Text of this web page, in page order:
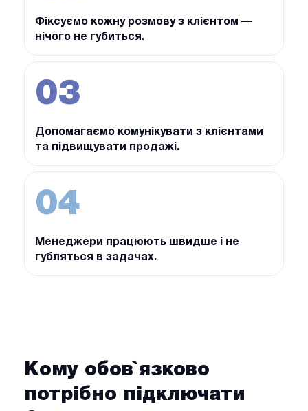
Фіксуємо кожну розмову з клієнтом —
нічого не губиться.
03
Допомагаємо комунікувати з клієнтами
та підвищувати продажі.
04
Менеджери працюють швидше і не
губляться в задачах.
Кому обов`язково
потрібно підключати